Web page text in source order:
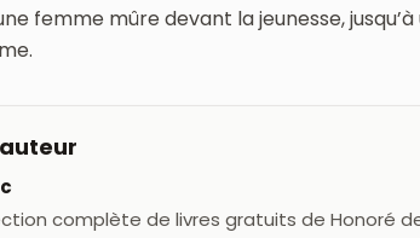
femme mûre devant la jeunesse,
complète de livres gratuits de Honoré de